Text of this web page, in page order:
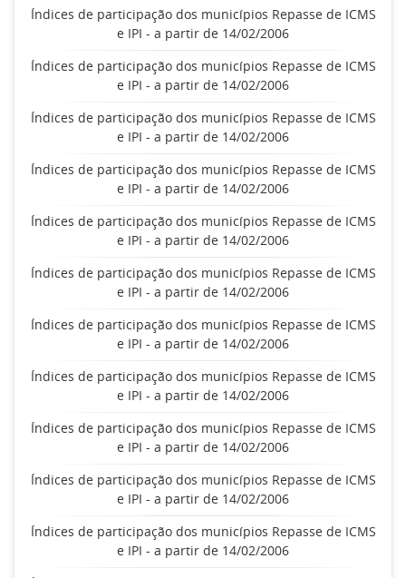
Índices de participação dos municípios Repasse de ICMS
e IPI - a partir de 14/02/2006
Índices de participação dos municípios Repasse de ICMS
e IPI - a partir de 14/02/2006
Índices de participação dos municípios Repasse de ICMS
e IPI - a partir de 14/02/2006
Índices de participação dos municípios Repasse de ICMS
e IPI - a partir de 14/02/2006
Índices de participação dos municípios Repasse de ICMS
e IPI - a partir de 14/02/2006
Índices de participação dos municípios Repasse de ICMS
e IPI - a partir de 14/02/2006
Índices de participação dos municípios Repasse de ICMS
e IPI - a partir de 14/02/2006
Índices de participação dos municípios Repasse de ICMS
e IPI - a partir de 14/02/2006
Índices de participação dos municípios Repasse de ICMS
e IPI - a partir de 14/02/2006
Índices de participação dos municípios Repasse de ICMS
e IPI - a partir de 14/02/2006
Índices de participação dos municípios Repasse de ICMS
e IPI - a partir de 14/02/2006